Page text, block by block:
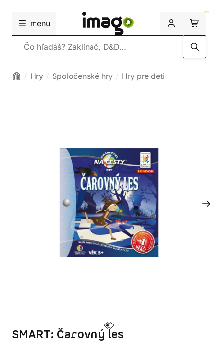
menu
Vyhľadávanie
Hry Spoločenské hry Hry pre deti
SMART: Čarovný les